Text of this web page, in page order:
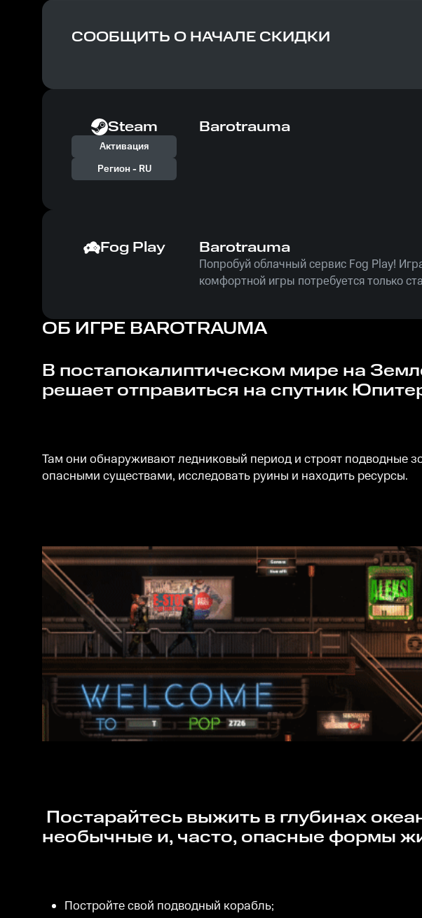
СООБЩИТЬ О НАЧАЛЕ СКИДКИ
Steam
Активация
Регион - RU
Barotrauma
Fog Play Barotrauma
Попробуй облачный сервис Fog Play!
комфортной игры потребуется только
ОБ ИГРЕ BAROTRAUMA
В постапокалиптическом мире на Земле, жизнь стала невозможной, и человечество
решает отправиться на спутник
Там они обнаруживают ледниковый период и строят подводные
опасными существами, исследовать руины и находить ресурсы.
Постарайтесь выжить в глубинах океана - под вековым льдом, скрывающим самые
необычные и, часто, опасные формы
Постройте свой подводный корабль;